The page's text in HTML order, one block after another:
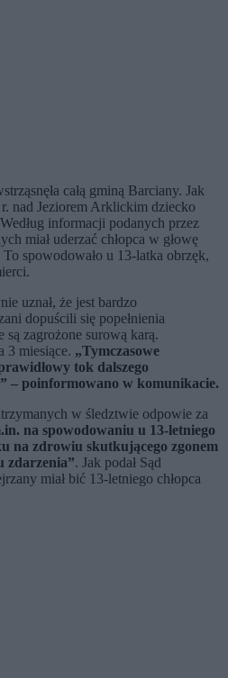
całą gminą Barciany. Jak
nad Jeziorem Arklickim dziecko
informacji podanych przez
miał uderzać chłopca w głowę
spowodowało u 13-latka obrzęk,
uznał, że jest bardzo
dopuścili się popełnienia
zagrożone surową karą.
3 miesiące. „Tymczasowe
tok dalszego
– poinformowano w komunikacie.
w śledztwie odpowie za
na spowodowaniu u 13-letniego
na zdrowiu skutkującego zgonem
zdarzenia”. Jak podał Sąd
miał bić 13-letniego chłopca